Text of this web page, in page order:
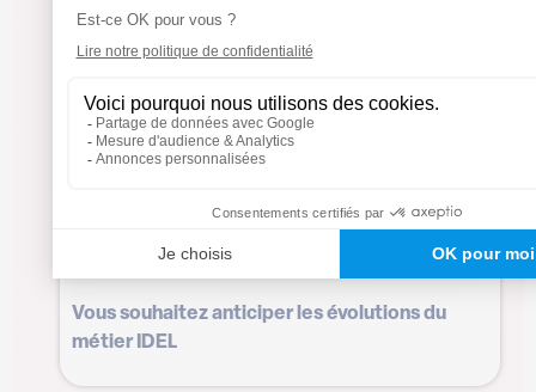
Vous voulez gagner en confiance dans vos
décisions et vos transmissions
Vous souhaitez anticiper les évolutions du
métier IDEL